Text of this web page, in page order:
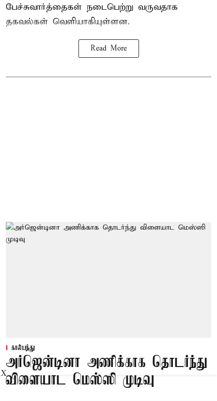
பேச்சுவார்த்தைகள் நடைபெற்று வருவதாக
தகவல்கள் வெளியாகியுள்ளன.
Read More
கால்பந்து
அர்ஜென்டினா அணிக்காக தொடர்ந்து
விளையாட மெஸ்ஸி முடிவு
X